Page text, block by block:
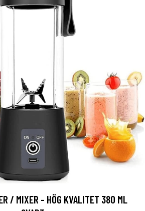
/ MIXER - HÖG KVALITET 380 ML